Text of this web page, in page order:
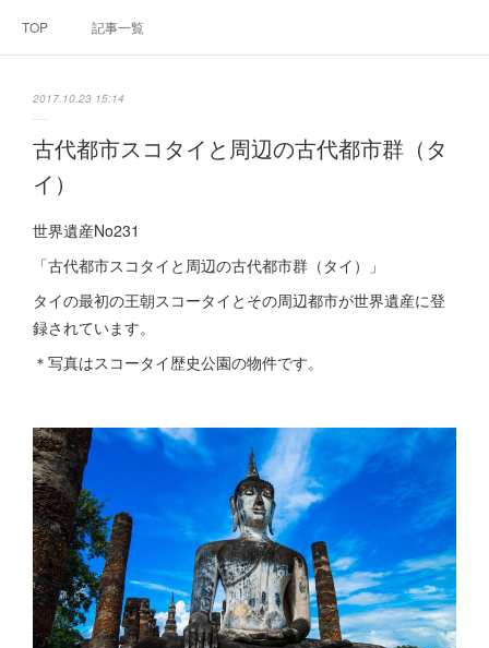
TOP 記事一覧
2017.10.23 15:14
古代都市スコタイと周辺の古代都市群（タ
イ）
世界遺産No231
「古代都市スコタイと周辺の古代都市群（タイ）」
タイの最初の王朝スコータイとその周辺都市が世界遺産に登
録されています。
＊写真はスコータイ歴史公園の物件です。